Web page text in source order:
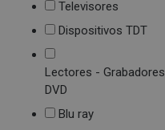
Televisores
Dispositivos TDT
Lectores - Grabadores
DVD
Blu ray